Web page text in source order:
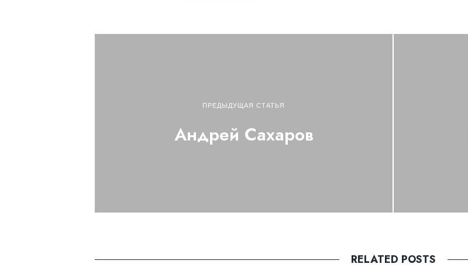
ПРЕДЫДУЩАЯ СТАТЬЯ
Андрей Сахаров
RELATED POSTS